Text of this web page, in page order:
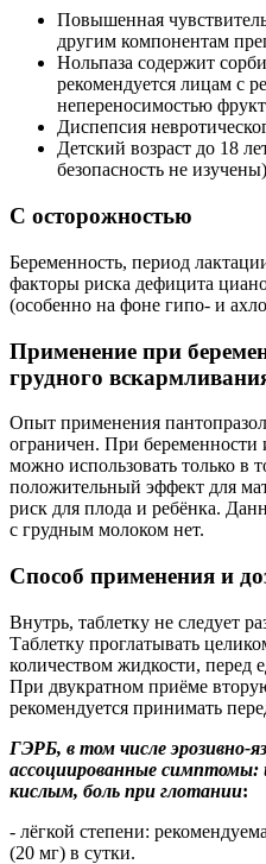
Повышенная
другим компонентам
Нольпаза содержит
рекомендуется лицам с
непереносимостью
Диспепсия
Детский возраст до 18
безопасность не
С осторожностью
Беременность, период
факторы риска дефицита
(особенно на фоне гипо- и
Применение при
грудного
Опыт применения
ограничен. При
можно использовать только в
положительный эффект для
риск для плода и ребёнка.
с грудным молоком нет.
Способ применения и
Внутрь, таблетку не следует
Таблетку проглатывать
количеством жидкости, перед
При двукратном приёме
рекомендуется принимать
ГЭРБ, в том числе эрозивно-
ассоциированные симптомы:
кислым, боль при глотании:
- лёгкой степени:
(20 мг) в сутки.